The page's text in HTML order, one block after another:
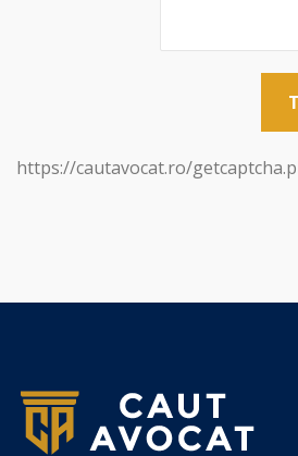
https://cautavocat.ro/